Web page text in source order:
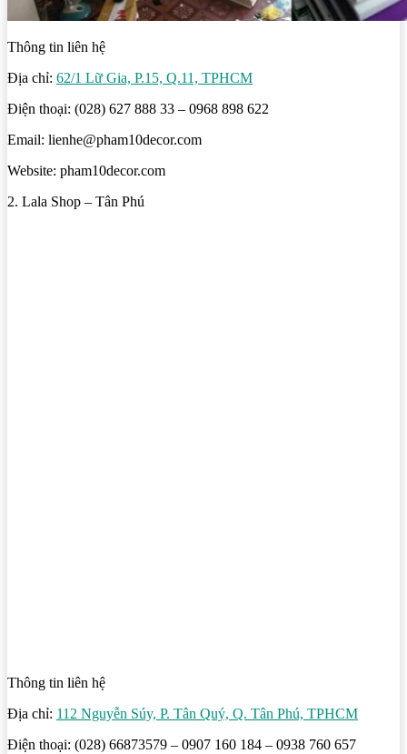
Thông tin liên hệ
Địa chỉ: 62/1 Lữ Gia, P.15, Q.11, TPHCM
Điện thoại: (028) 627 888 33 – 0968 898 622
Email: lienhe@pham10decor.com
Website: pham10decor.com
2. Lala Shop – Tân Phú
Thông tin liên hệ
Địa chỉ: 112 Nguyễn Súy, P. Tân Quý, Q. Tân Phú, TPHCM
Điện thoại: (028) 66873579 – 0907 160 184 – 0938 760 657